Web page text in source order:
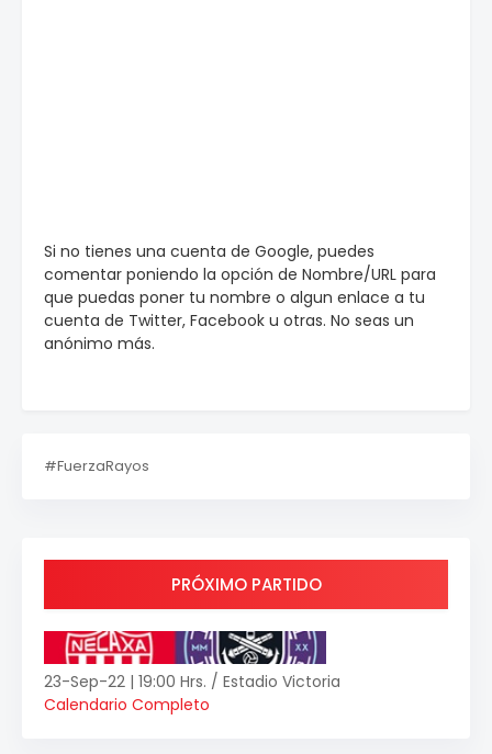
Si no tienes una cuenta de Google, puedes
comentar poniendo la opción de Nombre/URL para
que puedas poner tu nombre o algun enlace a tu
cuenta de Twitter, Facebook u otras. No seas un
anónimo más.
#FuerzaRayos
PRÓXIMO PARTIDO
23-Sep-22 | 19:00 Hrs. / Estadio Victoria
Calendario Completo